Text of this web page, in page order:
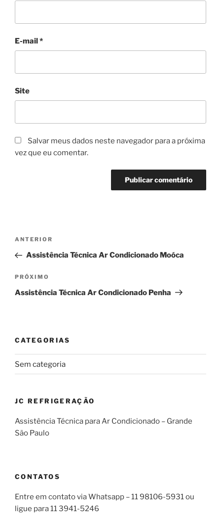
E-mail*
Site
Salvar meus dados neste navegador para a próxima
vez que eu comentar.
Navegação
Post
Post
anterior
ANTERIOR
Assistência Técnica Ar Condicionado Moóca
Próximo
post
PRÓXIMO
Assistência Técnica Ar Condicionado Penha
CATEGORIAS
Sem categoria
JC REFRIGERAÇÃO
Assistência Técnica para Ar Condicionado – Grande
São Paulo
CONTATOS
Entre em contato via Whatsapp – 11 98106-5931 ou
ligue para 11 3941-5246